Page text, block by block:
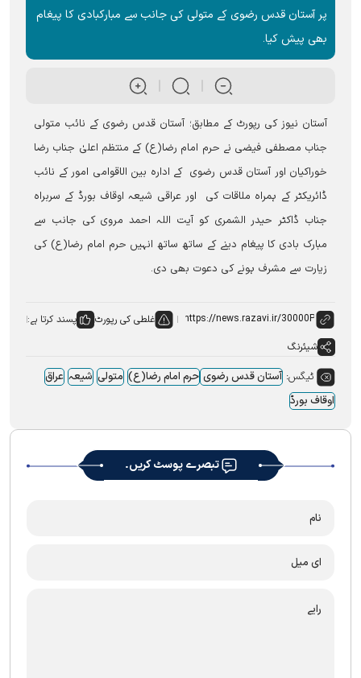
پر آستان قدس رضوی کے متولی کی جانب سے مبارکبادی کا پیغام
بھی پیش کیا۔
آستان نیوز کی رپورٹ کے مطابق؛ آستان قدس رضوی کے نائب متولی
جناب مصطفی فیضی نے حرم امام رضا(ع) کے منتظم اعلیٰ جناب رضا
خوراکیان اور آستان قدس رضوی کے ادارہ بین الاقوامی امور کے نائب
ڈائریکٹر کے ہمراہ ملاقات کی اور عراقی شیعہ اوقاف بورڈ کے سربراہ
جناب ڈاکٹر حیدر الشمری کو آیت اللہ احمد مروی کی جانب سے
مبارک بادی کا پیغام دینے کے ساتھ ساتھ انہیں حرم امام رضا(ع) کی
زیارت سے مشرف ہونے کی دعوت بھی دی۔
غلطی کی رپورٹ
پسند کرتا ہے:
شیئرنگ
ٹیگس: آستان قدس رضوی حرم امام رضا(ع) متولی شیعہ عراق
اوقاف بورڈ
تبصرے پوسٹ کریں۔